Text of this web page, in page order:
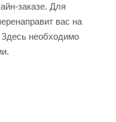
заказе. Для
вас на
Здесь необходимо